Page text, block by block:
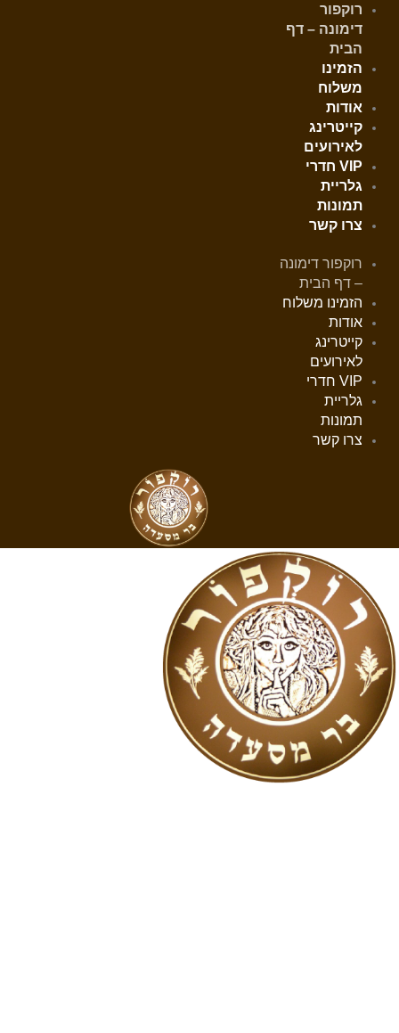
דילוג
רוקפור
דימונה – דף
הבית
הזמינו
משלוח
אודות
קייטרינג
לאירועים
VIP חדרי
גלריית
תמונות
צרו קשר
רוקפור דימונה
– דף הבית
הזמינו משלוח
אודות
קייטרינג
לאירועים
VIP חדרי
גלריית
תמונות
צרו קשר